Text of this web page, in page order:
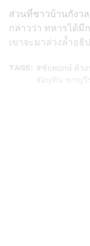
ส่วนที่ชาวบ้านกังว
กล่าวว่า ทหารได้มี
เขาจะมาล่วงล้ำอธิ
TAGS: ชัยพฤกษ์ ด้ว
อนุทิน ชาญวีร